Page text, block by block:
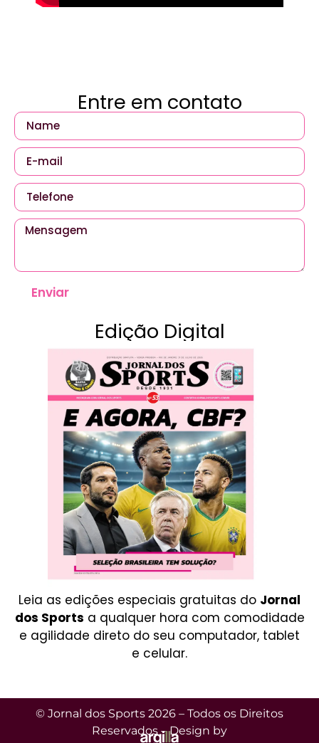
Entre em contato
Enviar
Edição Digital
Leia as edições especiais gratuitas do Jornal
dos Sports a qualquer hora com comodidade
e agilidade direto do seu computador, tablet
e celular.
© Jornal dos Sports 2026 – Todos os Direitos
Reservados – Design by